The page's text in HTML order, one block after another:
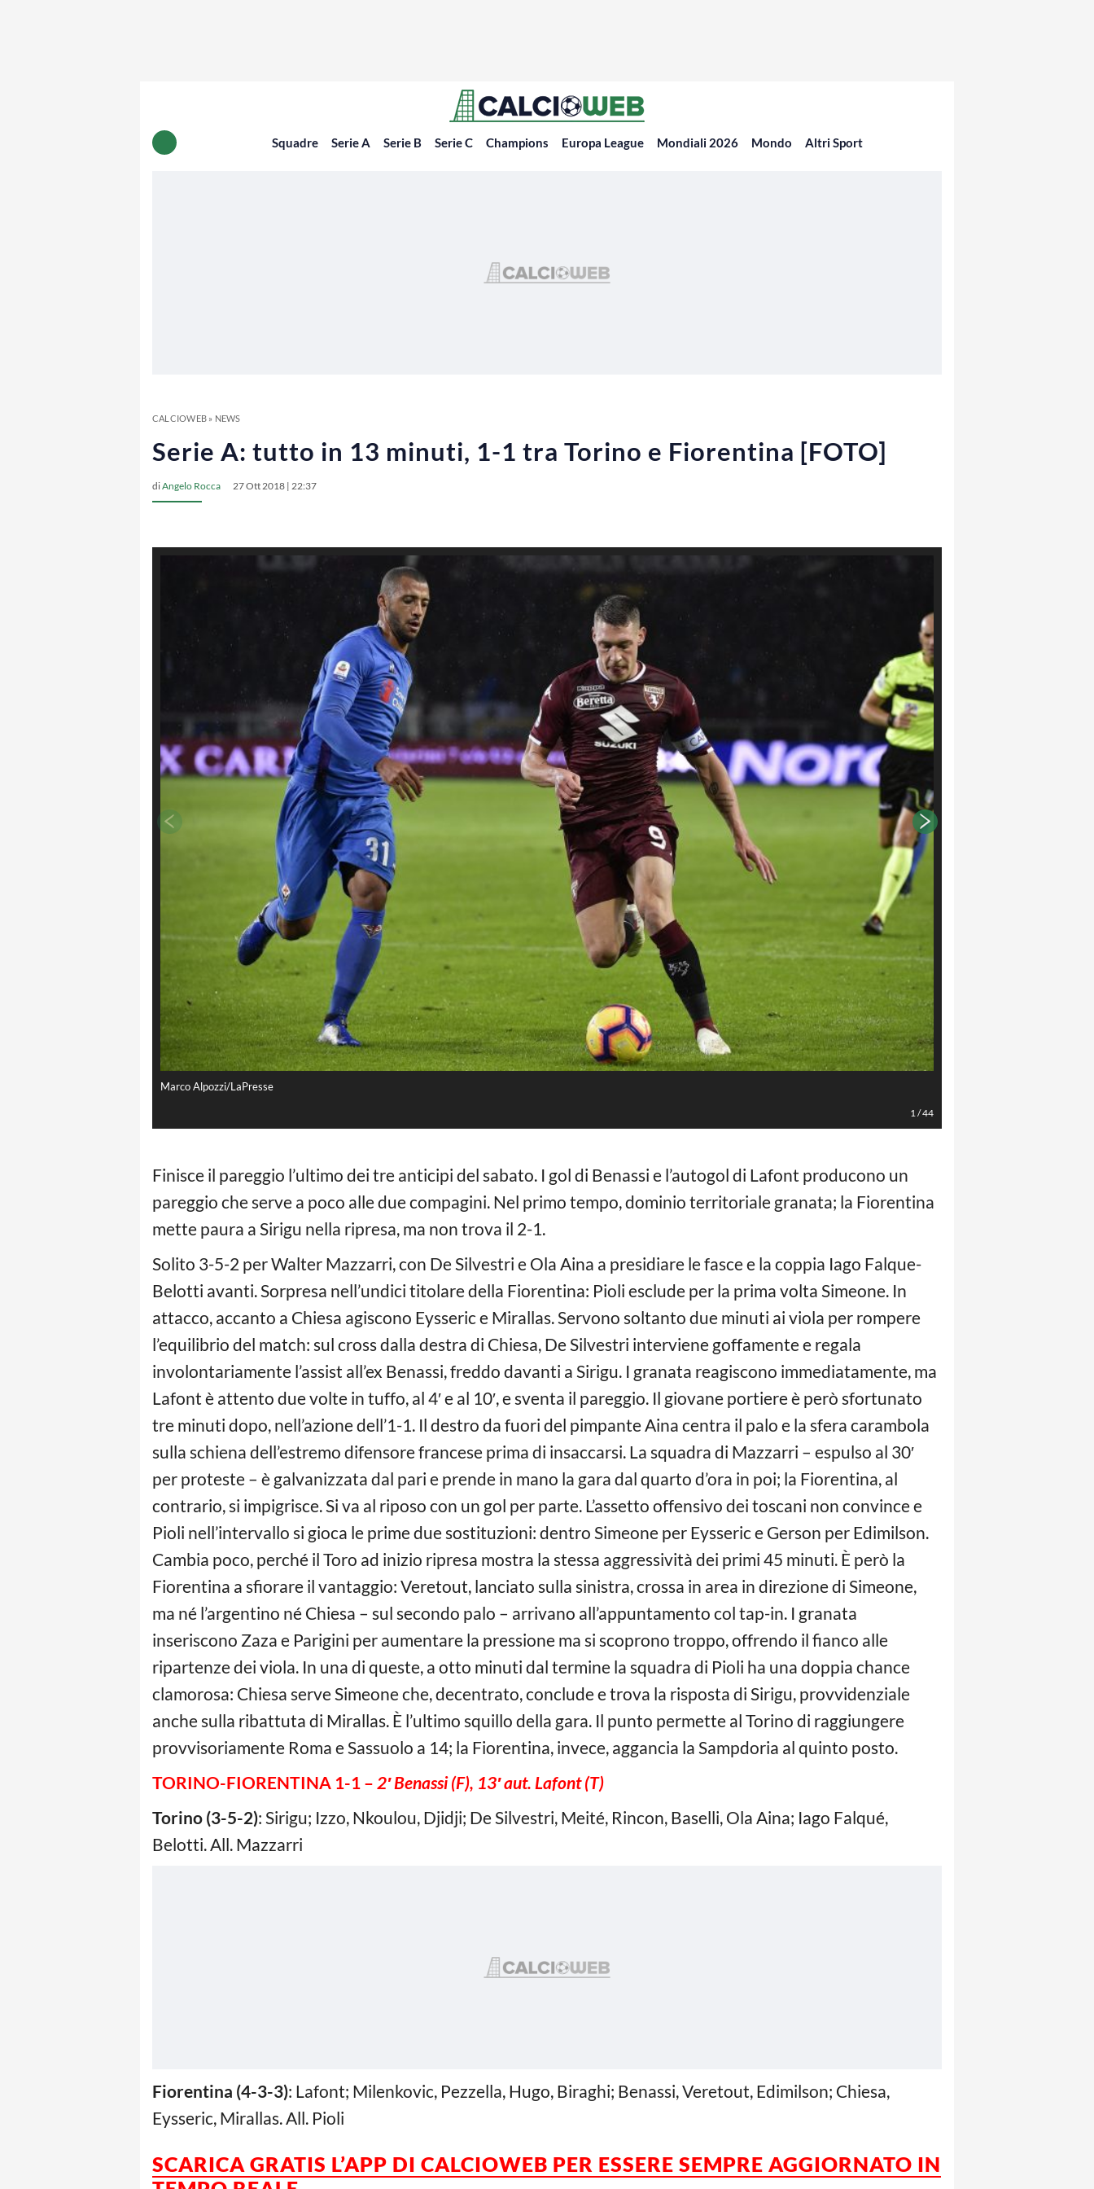
Squadre Serie A Serie B Serie C Champions Europa League Mondiali 2026 Mondo Altri Sport
CALCIOWEB» NEWS
Serie A: tutto in 13 minuti, 1-1 tra Torino e Fiorentina [FOTO]
diAngelo Rocca 27 Ott 2018 | 22:37
Marco Alpozzi/LaPresse
1/44
Finisce il pareggio l’ultimo dei tre anticipi del sabato. I gol di Benassi e l’autogol di Lafont producono un
pareggio che serve a poco alle due compagini. Nel primo tempo, dominio territoriale granata; la Fiorentina
mette paura a Sirigu nella ripresa, ma non trova il 2-1.
Solito 3-5-2 per Walter Mazzarri, con De Silvestri e Ola Aina a presidiare le fasce e la coppia Iago Falque-
Belotti avanti. Sorpresa nell’undici titolare della Fiorentina: Pioli esclude per la prima volta Simeone. In
attacco, accanto a Chiesa agiscono Eysseric e Mirallas. Servono soltanto due minuti ai viola per rompere
l’equilibrio del match: sul cross dalla destra di Chiesa, De Silvestri interviene goffamente e regala
involontariamente l’assist all’ex Benassi, freddo davanti a Sirigu. I granata reagiscono immediatamente, ma
Lafont è attento due volte in tuffo, al 4′ e al 10′, e sventa il pareggio. Il giovane portiere è però sfortunato
tre minuti dopo, nell’azione dell’1-1. Il destro da fuori del pimpante Aina centra il palo e la sfera carambola
sulla schiena dell’estremo difensore francese prima di insaccarsi. La squadra di Mazzarri – espulso al 30′
per proteste – è galvanizzata dal pari e prende in mano la gara dal quarto d’ora in poi; la Fiorentina, al
contrario, si impigrisce. Si va al riposo con un gol per parte. L’assetto offensivo dei toscani non convince e
Pioli nell’intervallo si gioca le prime due sostituzioni: dentro Simeone per Eysseric e Gerson per Edimilson.
Cambia poco, perché il Toro ad inizio ripresa mostra la stessa aggressività dei primi 45 minuti. È però la
Fiorentina a sfiorare il vantaggio: Veretout, lanciato sulla sinistra, crossa in area in direzione di Simeone,
ma né l’argentino né Chiesa – sul secondo palo – arrivano all’appuntamento col tap-in. I granata
inseriscono Zaza e Parigini per aumentare la pressione ma si scoprono troppo, offrendo il fianco alle
ripartenze dei viola. In una di queste, a otto minuti dal termine la squadra di Pioli ha una doppia chance
clamorosa: Chiesa serve Simeone che, decentrato, conclude e trova la risposta di Sirigu, provvidenziale
anche sulla ribattuta di Mirallas. È l’ultimo squillo della gara. Il punto permette al Torino di raggiungere
provvisoriamente Roma e Sassuolo a 14; la Fiorentina, invece, aggancia la Sampdoria al quinto posto.
TORINO-FIORENTINA 1-1 – 2′ Benassi (F), 13′ aut. Lafont (T)
Torino (3-5-2): Sirigu; Izzo, Nkoulou, Djidji; De Silvestri, Meité, Rincon, Baselli, Ola Aina; Iago Falqué,
Belotti. All. Mazzarri
Fiorentina (4-3-3): Lafont; Milenkovic, Pezzella, Hugo, Biraghi; Benassi, Veretout, Edimilson; Chiesa,
Eysseric, Mirallas. All. Pioli
SCARICA GRATIS L’APP DI CALCIOWEB PER ESSERE SEMPRE AGGIORNATO IN